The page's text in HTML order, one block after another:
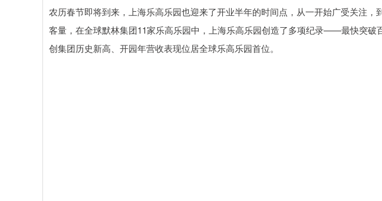
农历春节即将到来，上海乐高乐园也迎来了开业半年的时间点，从一开始广受关注，
客量，在全球默林集团11家乐高乐园中，上海乐高乐园创造了多项纪录——最快突破
创集团历史新高、开园年营收表现位居全球乐高乐园首位。